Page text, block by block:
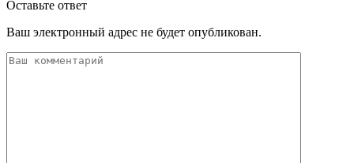
Оставьте ответ
Ваш электронный адрес не будет опубликован.